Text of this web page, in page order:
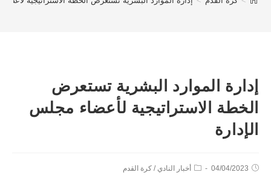
إدارة الموارد البشرية تستعرض
الخطة الاستراتيجية لأعضاء مجلس
الإدارة
04/04/2023 أخبار النادي / كرة القدم